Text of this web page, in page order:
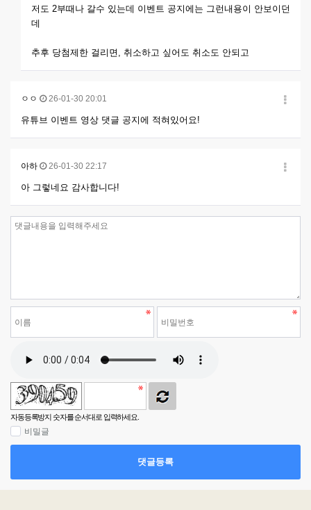
저도 2부때나 갈수 있는데 이벤트 공지에는 그런내용이 안보이던
데
추후 당첨제한 걸리면, 취소하고 싶어도 취소도 안되고
ㅇㅇ 26-01-30 20:01
유튜브 이벤트 영상 댓글 공지에 적혀있어요!
아하 26-01-30 22:17
아 그렇네요 감사합니다!
자동등록방지 숫자를 순서대로 입력하세요.
비밀글
댓글등록